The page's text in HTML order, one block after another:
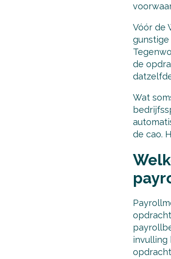
Vóór de
gunstige
de
Wat
de cao.
invulling